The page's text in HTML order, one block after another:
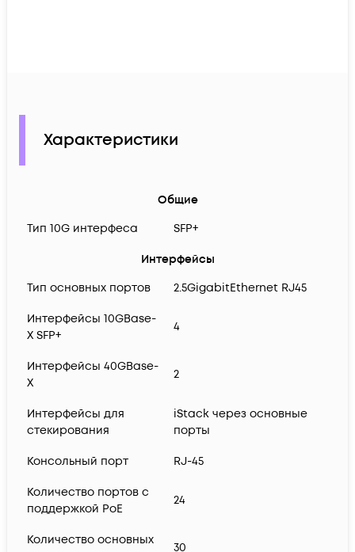
Характеристики
Общие
Тип 10G интерфеса
SFP+
Интерфейсы
Тип основных портов
2.5GigabitEthernet RJ45
Интерфейсы 10GBase-
X SFP+
4
Интерфейсы 40GBase-
X
2
Интерфейсы для
стекирования
iStack через основные
порты
Консольный порт RJ-45
Количество портов с
поддержкой PoE
24
Количество основных
30